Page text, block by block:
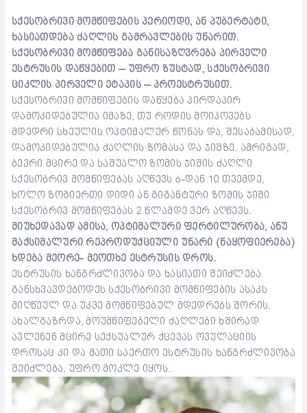
სქესობრივი მომწიფების პერიოდი, ან პუბერტატი,
ხასიათდება ძაღლის გამრავლების უნარით.
სქესობრივი მომწიფება განისაზღვრება პირველი
ესტრუსის დაწყებით – უფრო ზუსტად, სქესობრივი
ციკლის პირველი ეტაპის – პროესტრუსით.
სქესობრივი მომწიფების დაწყება პირდაპირ
დამოკიდებულია იმაზე, თუ როდის მოიპოვებს
მდედრი სხეულის ოპტიმალურ წონას და, შესაბამისად,
დამოკიდებულია ძაღლის ზომასა და ჯიშზე. ამრიგად,
ბევრი მცირე და საშუალო ზომის ჯიშის ძაღლი
სქესობრივ მომწიფებას აღწევს 6-დან 10 თვემდე,
ხოლო ზოგიერთი დიდი ან გიგანტური ზომის ჯიში
სქესობრივ მომწიფებას 2 წლამდე ვერ აღწევს.
მიუხედავად ამისა, ოპტიმალური ფერტილურობა, ანუ
მაქსიმალური რეპროდუქციული უნარი (ნაყოფიერება)
ხდება მეორე- მეოთხე ესტრუსის დროს.
ესტრუსის ხანგრძლივობა და ხასიათი შეიძლება
განსხვავდებოდეს სქესობრივი მომწიფების ასაკს
მიღწეულ და უკვე მომწიფებულ მდედრებს შორის.
ახალგაზრდა, მოუმწიფებელი ძაღლები ხშირად
ავლენენ მცირე სექსუალურ ქცევას ოვულაციის
დროსაც კი და მათი საერთო ესტრუსის ხანგრძლივობა
შეიძლება, უფრო მოკლე იყოს.